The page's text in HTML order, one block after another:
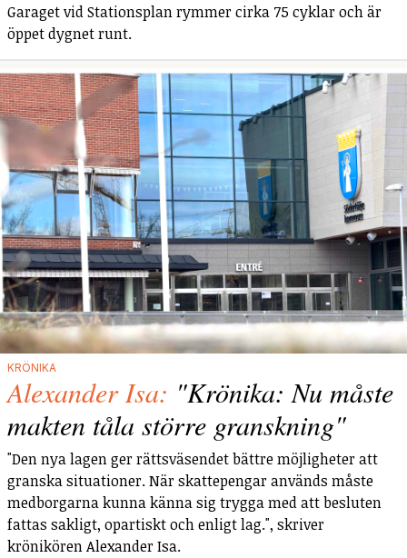
Garaget vid Stationsplan rymmer cirka 75 cyklar och är
öppet dygnet runt.
KRÖNIKA
Alexander Isa: "Krönika: Nu måste
makten tåla större granskning"
"Den nya lagen ger rättsväsendet bättre möjligheter att
granska situationer. När skattepengar används måste
medborgarna kunna känna sig trygga med att besluten
fattas sakligt, opartiskt och enligt lag.", skriver
krönikören Alexander Isa.